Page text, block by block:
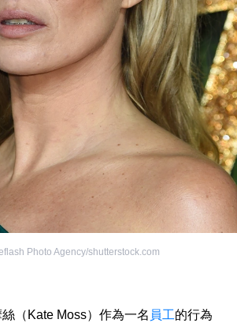
Photo Agency/shutterstock.com
（Kate Moss）作為一名 員工的行為